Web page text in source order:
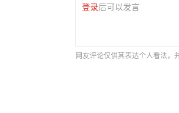
登录后可以发言
网友评论仅供其表达个人看法，